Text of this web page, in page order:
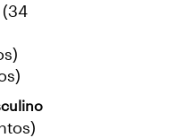
(34